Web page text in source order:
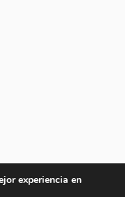
experiencia en